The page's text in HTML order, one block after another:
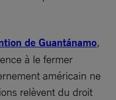
de Guantánamo,
à le fermer
américain ne
relèvent du droit